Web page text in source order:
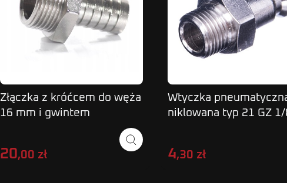
Złączka z króćcem do węża
16 mm i gwintem
20,00 zł
Wtyczka
niklowana typ 21 GZ 1/
4,30 zł